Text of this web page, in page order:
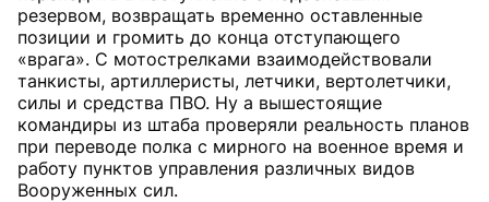
резервом, возвращать временно оставленные
позиции и громить до конца отступающего
«врага». С мотострелками взаимодействовали
танкисты, артиллеристы, летчики, вертолетчики,
силы и средства ПВО. Ну а вышестоящие
командиры из штаба проверяли реальность планов
при переводе полка с мирного на военное время и
работу пунктов управления различных видов
Вооруженных сил.